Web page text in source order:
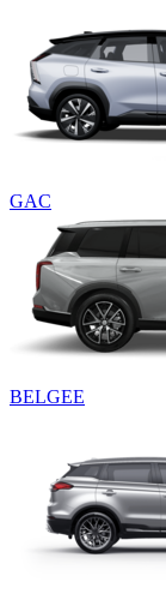
GAC
BELGEE